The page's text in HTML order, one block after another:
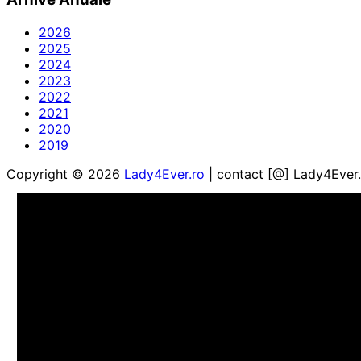
2026
2025
2024
2023
2022
2021
2020
2019
Copyright © 2026 Lady4Ever.ro | contact [@]